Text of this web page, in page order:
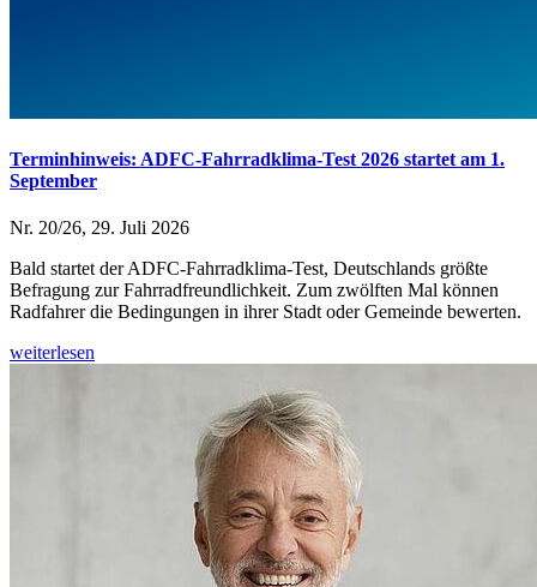
Terminhinweis: ADFC-Fahrradklima-Test 2026 startet am 1.
September
Nr. 20/26, 29. Juli 2026
Bald startet der ADFC-Fahrradklima-Test, Deutschlands größte
Befragung zur Fahrradfreundlichkeit. Zum zwölften Mal können
Radfahrer die Bedingungen in ihrer Stadt oder Gemeinde bewerten.
weiterlesen